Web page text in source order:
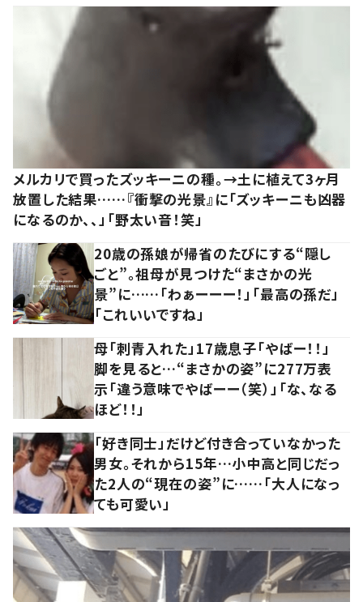
メルカリで買ったズッキーニの種。→土に植えて3ヶ月
放置した結果……『衝撃の光景』に「ズッキーニも凶器
になるのか、、」「野太い音！笑」
20歳の孫娘が帰省のたびにする“隠し
ごと”。祖母が見つけた“まさかの光
景”に……「わぁーーー！」「最高の孫だ」
「これいいですね」
母「刺青入れた」17歳息子「やばー！！」
脚を見ると…“まさかの姿”に277万表
示「違う意味でやばーー（笑）」「な、なる
ほど！！」
「好き同士」だけど付き合っていなかった
男女。それから15年…小中高と同じだっ
た2人の“現在の姿”に……「大人になっ
ても可愛い」